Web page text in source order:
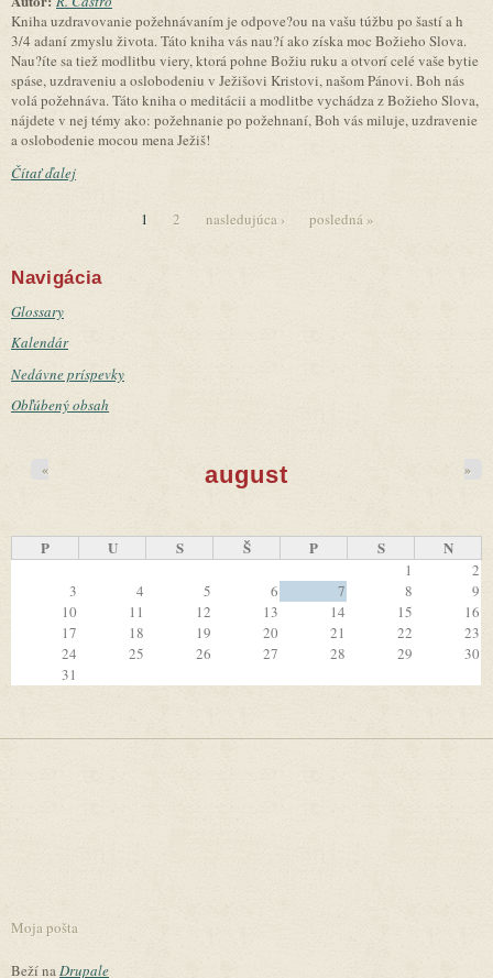
Kniha uzdravovanie požehnávaním je odpove?ou na vašu túžbu po šastí a h
3/4 adaní zmyslu života. Táto kniha vás nau?í ako získa moc Božieho Slova.
Nau?íte sa tiež modlitbu viery, ktorá pohne Božiu ruku a otvorí celé vaše bytie
spáse, uzdraveniu a oslobodeniu v Ježišovi Kristovi, našom Pánovi. Boh nás
volá požehnáva. Táto kniha o meditácii a modlitbe vychádza z Božieho Slova,
nájdete v nej témy ako: požehnanie po požehnaní, Boh vás miluje, uzdravenie
a oslobodenie mocou mena Ježiš!
Čítať ďalej
1 2 nasledujúca › posledná »
Navigácia
Glossary
Kalendár
Nedávne príspevky
Obľúbený obsah
august
« »
P U S Š P S N
1
2
3
4 5 6 7 8
9
10
11 12 13 14 15
16
17
18 19 20 21 22
23
24
25 26 27 28 29
30
31
Moja pošta
Beží na Drupale